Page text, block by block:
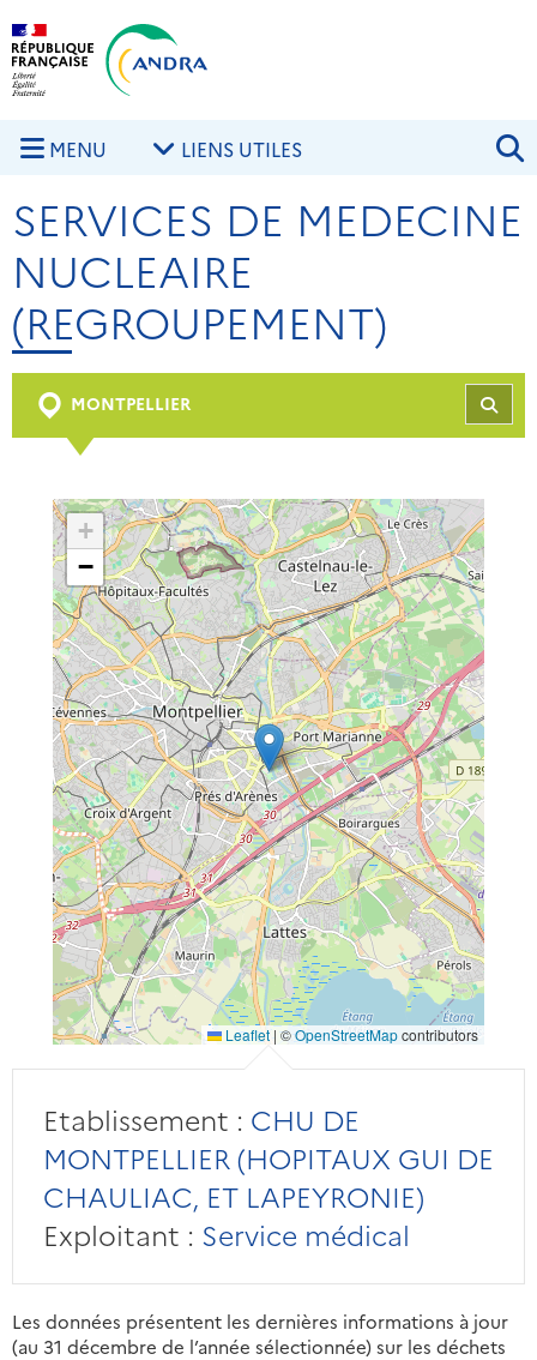
Aller au contenu principal
MENU LIENS UTILES
SERVICES DE MEDECINE
NUCLEAIRE
(REGROUPEMENT)
MONTPELLIER
+
−
Leaflet|©OpenStreetMapcontributors
Etablissement : CHU DE
MONTPELLIER (HOPITAUX GUI DE
CHAULIAC, ET LAPEYRONIE)
Exploitant : Service médical
Les données présentent les dernières informations à jour
(au 31 décembre de l’année sélectionnée) sur les déchets